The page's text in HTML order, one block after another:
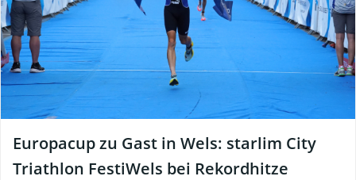
Europacup zu Gast in Wels: starlim City
Triathlon FestiWels bei Rekordhitze